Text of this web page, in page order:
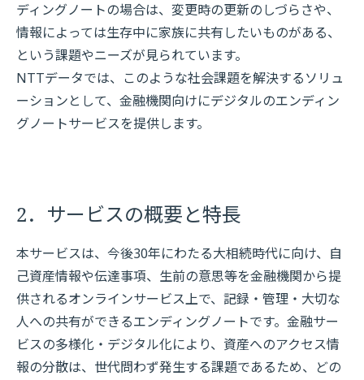
ディングノートの場合は、変更時の更新のしづらさや、
情報によっては生存中に家族に共有したいものがある、
という課題やニーズが見られています。
NTTデータでは、このような社会課題を解決するソリュ
ーションとして、金融機関向けにデジタルのエンディン
グノートサービスを提供します。
2．サービスの概要と特長
本サービスは、今後30年にわたる大相続時代に向け、自
己資産情報や伝達事項、生前の意思等を金融機関から提
供されるオンラインサービス上で、記録・管理・大切な
人への共有ができるエンディングノートです。金融サー
ビスの多様化・デジタル化により、資産へのアクセス情
報の分散は、世代問わず発生する課題であるため、どの